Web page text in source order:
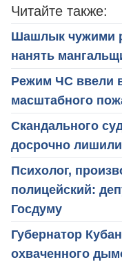
Читайте также:
Шашлык чужими
нанять
Режим ЧС ввели
масштабного
Скандального
досрочно
Психолог,
полицейский:
Госдуму
Губернатор
охваченного